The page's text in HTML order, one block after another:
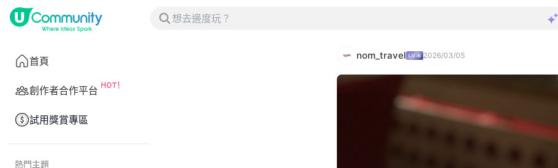
首頁
創作者合作平台
試用獎賞專區
熱門主題
nom_travel 2026/03/05